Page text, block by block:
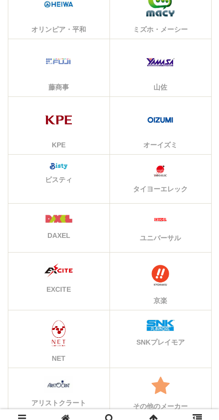
オリンピア・平和 ミズホ・メーシー
藤商事 山佐
KPE オーイズミ
ビスティ
タイヨーエレック
DAXEL ユニバーサル
EXCITE
京楽
NET
SNKプレイモア
アリストクラート その他のメーカー